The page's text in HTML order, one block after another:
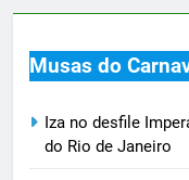
Musas do
Iza no desfile
do Rio de Janeiro